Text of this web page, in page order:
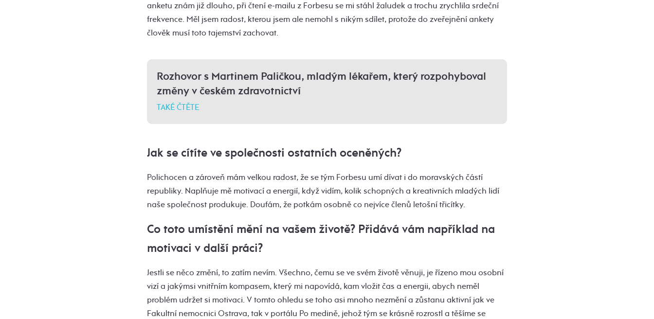
anketu znám již dlouho, při čtení e-mailu z Forbesu se mi stáhl žaludek a trochu zrychlila srdeční
frekvence. Měl jsem radost, kterou jsem ale nemohl s nikým sdílet, protože do zveřejnění ankety
člověk musí toto tajemství zachovat.
Rozhovor s Martinem Paličkou, mladým lékařem, který rozpohyboval
změny v českém zdravotnictví
TAKÉ ČTĚTE
Jak se cítíte ve společnosti ostatních oceněných?
Polichocen a zároveň mám velkou radost, že se tým Forbesu umí dívat i do moravských částí
republiky. Naplňuje mě motivací a energií, když vidím, kolik schopných a kreativních mladých lidí
naše společnost produkuje. Doufám, že potkám osobně co nejvíce členů letošní třicítky.
Co toto umístění mění na vašem životě? Přidává vám například na
motivaci v další práci?
Jestli se něco změní, to zatím nevím. Všechno, čemu se ve svém životě věnuji, je řízeno mou osobní
vizí a jakýmsi vnitřním kompasem, který mi napovídá, kam vložit čas a energii, abych neměl
problém udržet si motivaci. V tomto ohledu se toho asi mnoho nezmění a zůstanu aktivní jak ve
Fakultní nemocnici Ostrava, tak v portálu Po medině, jehož tým se krásně rozrostl a těšíme se